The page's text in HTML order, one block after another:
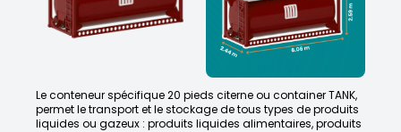
Le conteneur spécifique 20 pieds citerne ou container TANK,
permet le transport et le stockage de tous types de produits
liquides ou gazeux : produits liquides alimentaires, produits